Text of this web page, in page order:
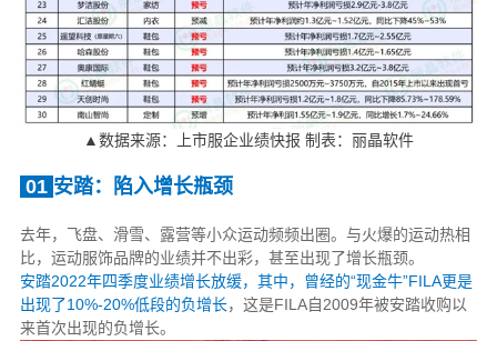
▲数据来源：上市服企业绩快报 制表：丽晶软件
01 安踏：陷入增长瓶颈
去年，飞盘、滑雪、露营等小众运动频频出圈。与火爆的运动热相
比，运动服饰品牌的业绩并不出彩，甚至出现了增长瓶颈。
安踏2022年四季度业绩增长放缓，其中，曾经的“现金牛”FILA更是
出现了10%-20%低段的负增长，这是FILA自2009年被安踏收购以
来首次出现的负增长。